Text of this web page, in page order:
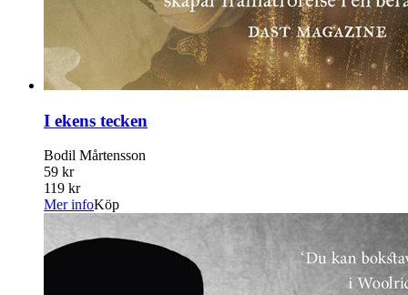
I ekens tecken
Bodil Mårtensson
59 kr
119 kr
Mer infoKöp